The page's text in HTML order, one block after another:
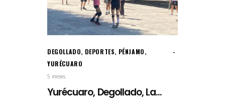
DEGOLLADO, DEPORTES, PÉNJAMO,
YURÉCUARO
5 meses.
Yurécuaro, Degollado, La...